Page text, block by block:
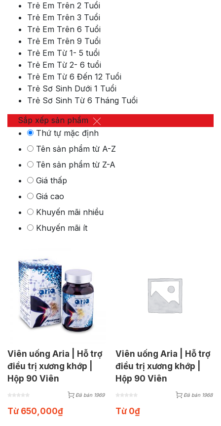
Trẻ Em Trên 2 Tuổi
Trẻ Em Trên 3 Tuổi
Trẻ Em Trên 6 Tuổi
Trẻ Em Trên 9 Tuổi
Trẻ Em Từ 1- 5 tuổi
Trẻ Em Từ 2- 6 tuổi
Trẻ Em Từ 6 Đến 12 Tuổi
Trẻ Sơ Sinh Dưới 1 Tuổi
Trẻ Sơ Sinh Từ 6 Tháng Tuổi
Sắp xếp sản phẩm
Thứ tự mặc định
Tên sản phẩm từ A-Z
Tên sản phẩm từ Z-A
Giá thấp
Giá cao
Khuyến mãi nhiều
Khuyến mãi ít
Viên uống Aria | Hỗ trợ
điều trị xương khớp |
Hộp 90 Viên
Đã bán 1969
Từ 650,000₫
Viên uống Aria | Hỗ trợ
điều trị xương khớp |
Hộp 90 Viên
Đã bán 1968
Từ 0₫